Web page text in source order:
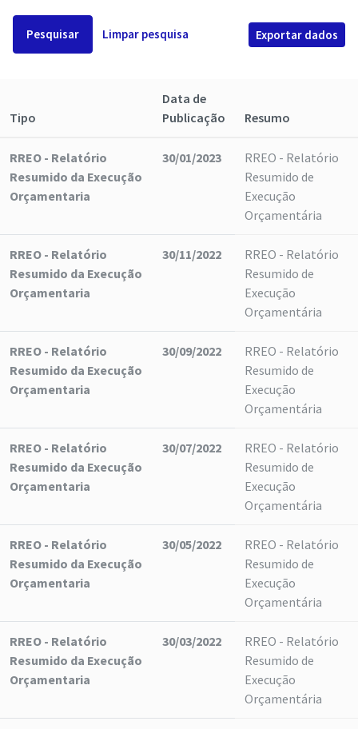
Pesquisar Limpar pesquisa Exportar dados
Tipo
Data de
Publicação
Resumo
RREO - Relatório
Resumido da Execução
Orçamentaria
30/01/2023
RREO - Relatório
Resumido de
Execução
Orçamentária
RREO - Relatório
Resumido da Execução
Orçamentaria
30/11/2022
RREO - Relatório
Resumido de
Execução
Orçamentária
RREO - Relatório
Resumido da Execução
Orçamentaria
30/09/2022
RREO - Relatório
Resumido de
Execução
Orçamentária
RREO - Relatório
Resumido da Execução
Orçamentaria
30/07/2022
RREO - Relatório
Resumido de
Execução
Orçamentária
RREO - Relatório
Resumido da Execução
Orçamentaria
30/05/2022
RREO - Relatório
Resumido de
Execução
Orçamentária
RREO - Relatório
Resumido da Execução
Orçamentaria
30/03/2022
RREO - Relatório
Resumido de
Execução
Orçamentária